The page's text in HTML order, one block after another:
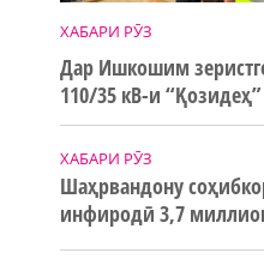
ХАБАРИ РӮЗ
Дар Ишкошим
110/35 кВ-и
истифода дода
ХАБАРИ РӮЗ
Шаҳрвандону
инфиродӣ 3,7